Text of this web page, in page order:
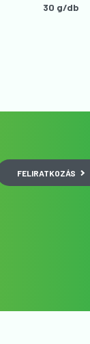
30 g/db
FELIRATKOZÁS